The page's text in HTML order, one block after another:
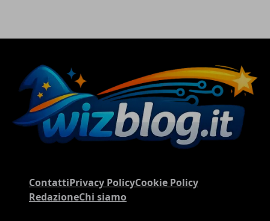
ContattiPrivacy PolicyCookie Policy
RedazioneChi siamo